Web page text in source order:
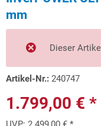
mm
Dieser
Artikel-Nr.: 240747
1.799,00 € *